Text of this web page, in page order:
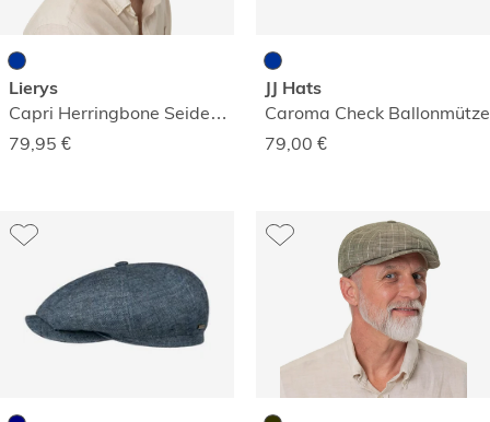
Lierys
Capri Herringbone Seidenmütze
79,95 €
JJ Hats
Caroma Check Ballonmütze
79,00 €